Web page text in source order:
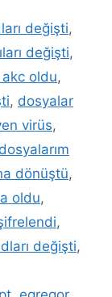
değişti,
değişti,
oldu,
, dosyalar
virüs,
dosyalarım
dönüştü,
oldu,
,
değişti,